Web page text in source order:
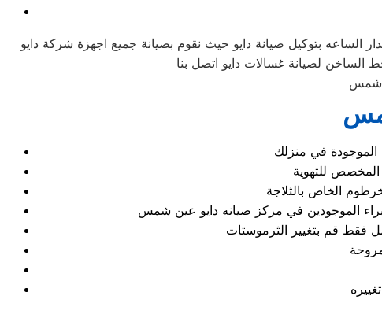
بتوكيل صيانة دايو حيث نقوم بصيانة جميع اجهزة شركة دايو
الموجودة في منزلك